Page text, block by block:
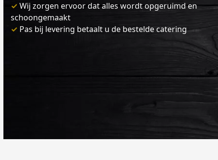
✓ Wij zorgen ervoor dat alles wordt opgeruimd en
schoongemaakt
✓ Pas bij levering betaalt u de bestelde catering